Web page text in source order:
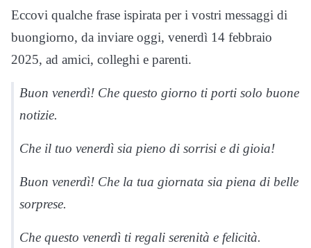
Eccovi qualche frase ispirata per i vostri messaggi di
buongiorno, da inviare oggi, venerdì 14 febbraio
2025, ad amici, colleghi e parenti.
Buon venerdì! Che questo giorno ti porti solo buone
notizie.
Che il tuo venerdì sia pieno di sorrisi e di gioia!
Buon venerdì! Che la tua giornata sia piena di belle
sorprese.
Che questo venerdì ti regali serenità e felicità.